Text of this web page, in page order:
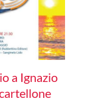
a Ignazio